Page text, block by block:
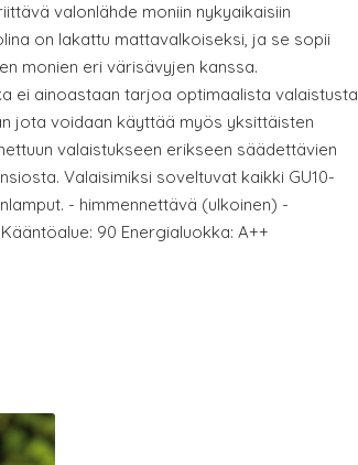
valonlähde moniin nykyaikaisiin
on lakattu mattavalkoiseksi, ja se sopii
monien eri värisävyjen kanssa.
ei ainoastaan tarjoa optimaalista valaistusta
jota voidaan käyttää myös yksittäisten
valaistukseen erikseen säädettävien
Valaisimiksi soveltuvat kaikki GU10-
- himmennettävä (ulkoinen) -
90 Energialuokka: A++